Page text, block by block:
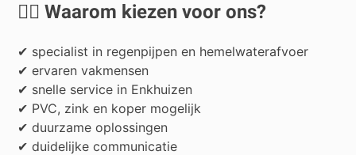
👷‍♂️ Waarom kiezen voor ons?
✔ specialist in regenpijpen en hemelwaterafvoer
✔ ervaren vakmensen
✔ snelle service in Enkhuizen
✔ PVC, zink en koper mogelijk
✔ duurzame oplossingen
✔ duidelijke communicatie